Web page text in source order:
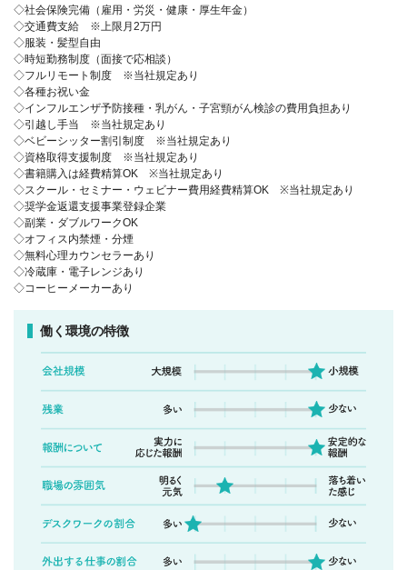
◇社会保険完備（雇用・労災・健康・厚生年金）
◇交通費支給 ※上限月2万円
◇服装・髪型自由
◇時短勤務制度（面接で応相談）
◇フルリモート制度 ※当社規定あり
◇各種お祝い金
◇インフルエンザ予防接種・乳がん・子宮頸がん検診の費用負担あり
◇引越し手当 ※当社規定あり
◇ベビーシッター割引制度 ※当社規定あり
◇資格取得支援制度 ※当社規定あり
◇書籍購入は経費精算OK ※当社規定あり
◇スクール・セミナー・ウェビナー費用経費精算OK ※当社規定あり
◇奨学金返還支援事業登録企業
◇副業・ダブルワークOK
◇オフィス内禁煙・分煙
◇無料心理カウンセラーあり
◇冷蔵庫・電子レンジあり
◇コーヒーメーカーあり
働く環境の特徴